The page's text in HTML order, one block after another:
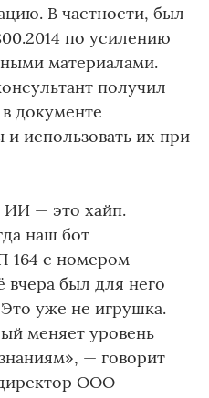
В частности, был
по усилению
материалами.
получил
документе
использовать их при
ИИ — это хайп.
наш бот
164 с номером —
был для него
уже не игрушка.
меняет уровень
— говорит
ООО